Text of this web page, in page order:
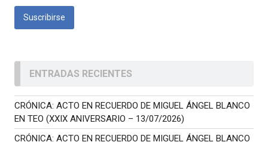
ENTRADAS RECIENTES
CRÓNICA: ACTO EN RECUERDO DE MIGUEL ÁNGEL BLANCO
EN TEO (XXIX ANIVERSARIO – 13/07/2026)
CRÓNICA: ACTO EN RECUERDO DE MIGUEL ÁNGEL BLANCO